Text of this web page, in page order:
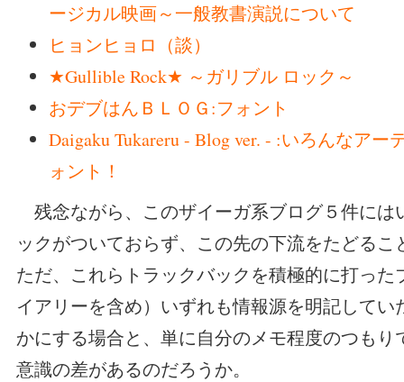
ージカル映画～一般教書演説について
ヒョンヒョロ（談）
★Gullible Rock★ ～ガリブル ロック～
おデブはんＢＬＯＧ:フォント
Daigaku Tukareru - Blog ver. - :いろんなアー
ォント！
残念ながら、このザイーガ系ブログ５件には
ックがついておらず、この先の下流をたどるこ
ただ、これらトラックバックを積極的に打った
イアリーを含め）いずれも情報源を明記してい
かにする場合と、単に自分のメモ程度のつもり
意識の差があるのだろうか。